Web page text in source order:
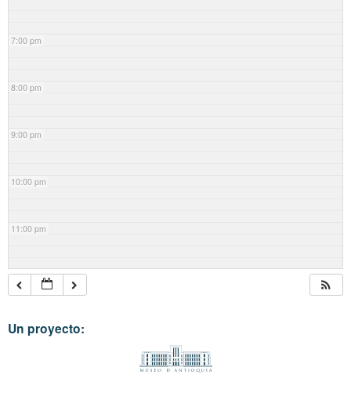
7:00 pm
8:00 pm
9:00 pm
10:00 pm
11:00 pm
Un proyecto: